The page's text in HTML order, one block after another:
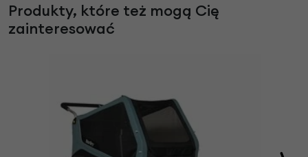
Produkty, które też mogą Cię
zainteresować